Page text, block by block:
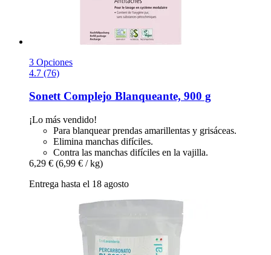
3 Opciones
4.7 (76)
SonettComplejo Blanqueante, 900 g
¡Lo más vendido!
Para blanquear prendas amarillentas y grisáceas.
Elimina manchas difíciles.
Contra las manchas difíciles en la vajilla.
6,29 € (6,99 € / kg)
Entrega hasta el 18 agosto